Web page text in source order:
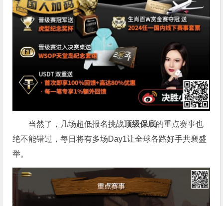
当然了，几场超低报名挑战顶级保底的重点赛事也
绝不能错过，每日将有多场Day1让全球各路好手共襄盛
举。